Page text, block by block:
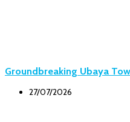
Groundbreaking Ubaya
27/07/2026